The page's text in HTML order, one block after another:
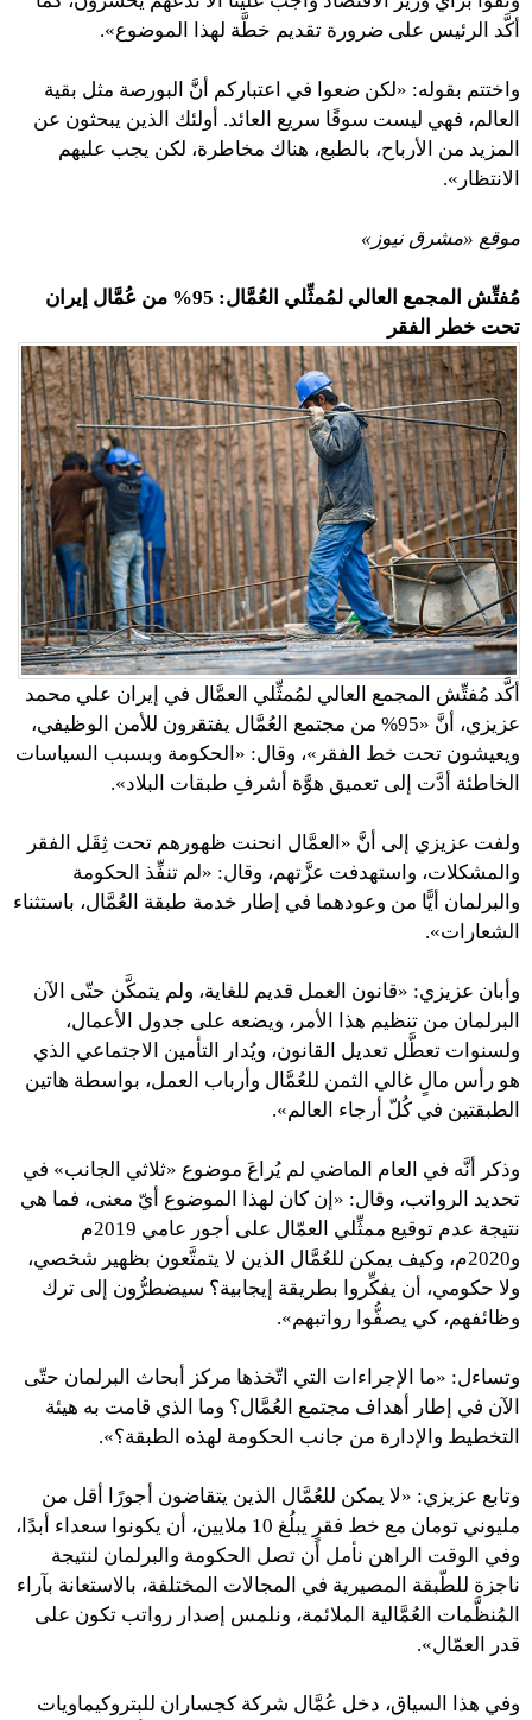
أكَّد الرئيس على ضرورة تقديم خطَّة لهذا الموضوع».
واختتم بقوله: «لكن ضعوا في اعتباركم أنَّ البورصة مثل بقية
العالم، فهي ليست سوقًا سريع العائد. أولئك الذين يبحثون عن
المزيد من الأرباح، بالطبع، هناك مخاطرة، لكن يجب عليهم
الانتظار».
موقع «مشرق نيوز»
مُفتِّش المجمع العالي لمُمثِّلي العُمَّال: 95% من عُمَّال إيران
تحت خطر الفقر
أكَّد مُفتِّش المجمع العالي لمُمثِّلي العمَّال في إيران علي محمد
عزيزي، أنَّ «95% من مجتمع العُمَّال يفتقرون للأمن الوظيفي،
ويعيشون تحت خط الفقر»، وقال: «الحكومة وبسبب السياسات
الخاطئة أدَّت إلى تعميق هوَّة أشرفِ طبقات البلاد».
ولفت عزيزي إلى أنَّ «العمَّال انحنت ظهورهم تحت ثِقَل الفقر
والمشكلات، واستهدفت عزَّتهم، وقال: «لم تنفِّذ الحكومة
والبرلمان أيًّا من وعودهما في إطار خدمة طبقة العُمَّال، باستثناء
الشعارات».
وأبان عزيزي: «قانون العمل قديم للغاية، ولم يتمكَّن حتّى الآن
البرلمان من تنظيم هذا الأمر، ويضعه على جدول الأعمال،
ولسنوات تعطَّل تعديل القانون، ويُدار التأمين الاجتماعي الذي
هو رأس مالٍ غالي الثمن للعُمَّال وأرباب العمل، بواسطة هاتين
الطبقتين في كُلّ أرجاء العالم».
وذكر أنَّه في العام الماضي لم يُراعَ موضوع «ثلاثي الجانب» في
تحديد الرواتب، وقال: «إن كان لهذا الموضوع أيّ معنى، فما هي
نتيجة عدم توقيع ممثِّلي العمّال على أجور عامي 2019م
و2020م، وكيف يمكن للعُمَّال الذين لا يتمتَّعون بظهير شخصي،
ولا حكومي، أن يفكِّروا بطريقة إيجابية؟ سيضطرُّون إلى ترك
وظائفهم، كي يصفُّوا رواتبهم».
وتساءل: «ما الإجراءات التي اتّخذها مركز أبحاث البرلمان حتّى
الآن في إطار أهداف مجتمع العُمَّال؟ وما الذي قامت به هيئة
التخطيط والإدارة من جانب الحكومة لهذه الطبقة؟».
وتابع عزيزي: «لا يمكن للعُمَّال الذين يتقاضون أجورًا أقل من
مليوني تومان مع خط فقرٍ يبلُغ 10 ملايين، أن يكونوا سعداء أبدًا،
وفي الوقت الراهن نأمل أن تصل الحكومة والبرلمان لنتيجة
ناجزة للطّبقة المصيرية في المجالات المختلفة، بالاستعانة بآراء
المُنظَّمات العُمَّالية الملائمة، ونلمس إصدار رواتب تكون على
قدر العمّال».
وفي هذا السياق، دخل عُمَّال شركة كجساران للبتروكيماويات